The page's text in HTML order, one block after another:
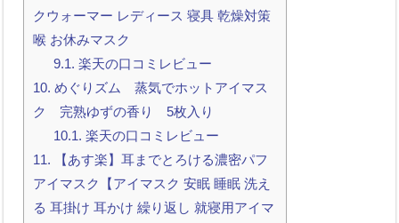
クウォーマー レディース 寝具 乾燥対策
喉 お休みマスク
9.1. 楽天の口コミレビュー
10. めぐりズム 蒸気でホットアイマス
ク 完熟ゆずの香り 5枚入り
10.1. 楽天の口コミレビュー
11. 【あす楽】耳までとろける濃密パフ
アイマスク【アイマスク 安眠 睡眠 洗え
る 耳掛け 耳かけ 繰り返し 就寝用アイマ